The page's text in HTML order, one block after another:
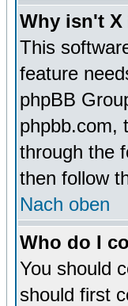
Why isn't X
This
feature
phpBB
phpbb.com,
through the
then follow
Nach oben
Who do I
You should
should first